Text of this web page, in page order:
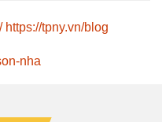
https://tpny.vn/blog
nha